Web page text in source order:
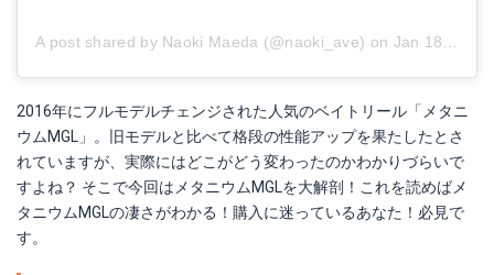
A post shared by Naoki Maeda (@naoki_ave) on Jan 18, 2018 at 6:55am PST
2016年にフルモデルチェンジされた人気のベイトリール「メタニ
ウムMGL」。旧モデルと比べて格段の性能アップを果たしたとさ
れていますが、実際にはどこがどう変わったのかわかりづらいで
すよね？ そこで今回はメタニウムMGLを大解剖！これを読めばメ
タニウムMGLの凄さがわかる！購入に迷っているあなた！必見で
す。